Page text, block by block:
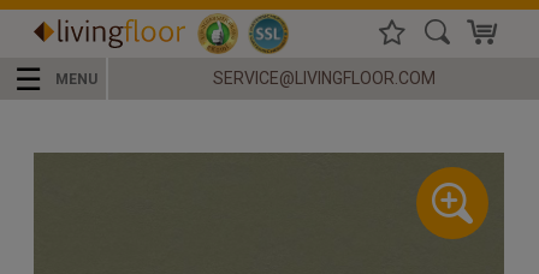
☰ MENU SERVICE@LIVINGFLOOR.COM